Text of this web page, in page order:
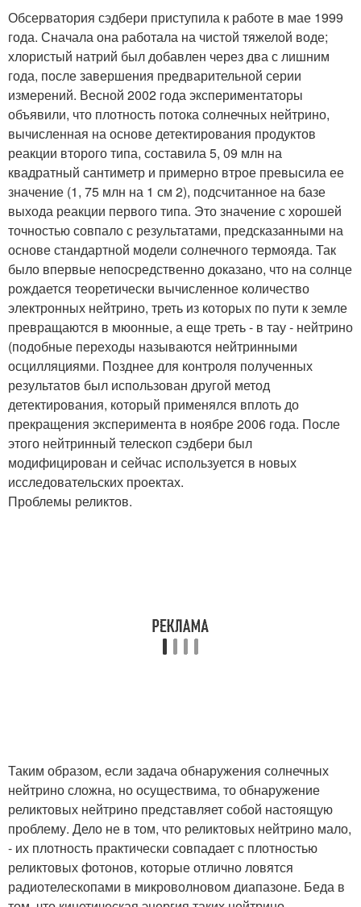
Обсерватория сэдбери приступила к работе в мае 1999
года. Сначала она работала на чистой тяжелой воде;
хлористый натрий был добавлен через два с лишним
года, после завершения предварительной серии
измерений. Весной 2002 года экспериментаторы
объявили, что плотность потока солнечных нейтрино,
вычисленная на основе детектирования продуктов
реакции второго типа, составила 5, 09 млн на
квадратный сантиметр и примерно втрое превысила ее
значение (1, 75 млн на 1 см 2), подсчитанное на базе
выхода реакции первого типа. Это значение с хорошей
точностью совпало с результатами, предсказанными на
основе стандартной модели солнечного термояда. Так
было впервые непосредственно доказано, что на солнце
рождается теоретически вычисленное количество
электронных нейтрино, треть из которых по пути к земле
превращаются в мюонные, а еще треть - в тау - нейтрино
(подобные переходы называются нейтринными
осцилляциями. Позднее для контроля полученных
результатов был использован другой метод
детектирования, который применялся вплоть до
прекращения эксперимента в ноябре 2006 года. После
этого нейтринный телескоп сэдбери был
модифицирован и сейчас используется в новых
исследовательских проектах.
Проблемы реликтов.
Таким образом, если задача обнаружения солнечных
нейтрино сложна, но осуществима, то обнаружение
реликтовых нейтрино представляет собой настоящую
проблему. Дело не в том, что реликтовых нейтрино мало,
- их плотность практически совпадает с плотностью
реликтовых фотонов, которые отлично ловятся
радиотелескопами в микроволновом диапазоне. Беда в